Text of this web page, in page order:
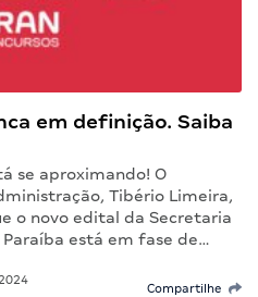
em definição. Saiba
se aproximando! O
Tibério Limeira,
o novo edital da Secretaria
está em fase de…
Compartilhe